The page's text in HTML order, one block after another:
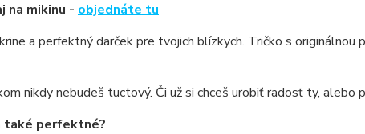
na mikinu - objednáte tu
a perfektný darček pre tvojich blízkych. Tričko s originálnou
nikdy nebudeš tuctový. Či už si chceš urobiť radosť ty, alebo
také perfektné?